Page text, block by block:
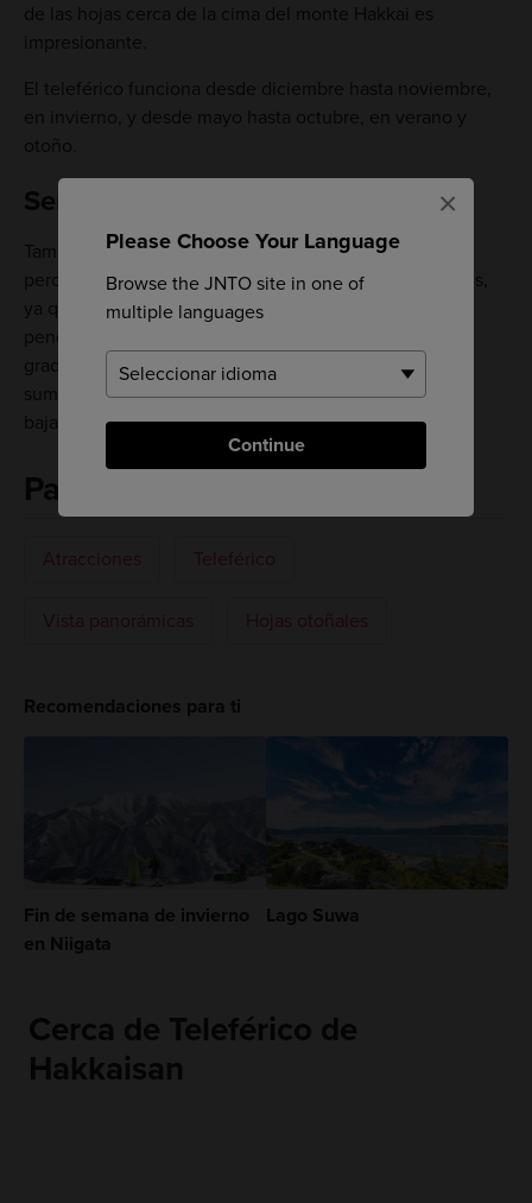
Please Choose Your Language
Browse the JNTO site in one of
multiple languages
Continue
×
de las hojas cerca de la cima del monte Hakkai es
impresionante.
El teleférico funciona desde diciembre hasta noviembre,
en invierno, y desde mayo hasta octubre, en verano y
otoño.
Senderismo hasta la cima
También se puede hacer escalada en el monte Hakkai,
pero solo se recomienda a escaladores experimentados,
ya que algunas partes del sendero tienen mucha
pendiente. En algunas zonas, el sendero tiene casi 90
grados de desnivel y tendrás que utilizar las cadenas
suministradas. La ruta incluye numerosas subidas y
bajadas, por lo que es todo un desafío a nivel físico.
Palabras clave
Atracciones Teleférico
Vista panorámicas Hojas otoñales
Recomendaciones para ti
Fin de semana de invierno
en Niigata
Lago Suwa
Cerca de Teleférico de
Hakkaisan